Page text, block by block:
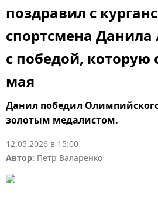
поздравил с
спортсмена Данила
с победой, которую
мая
Данил победил
золотым медалистом.
12.05.2026 в 15:00
Автор: Пётр Валаренко